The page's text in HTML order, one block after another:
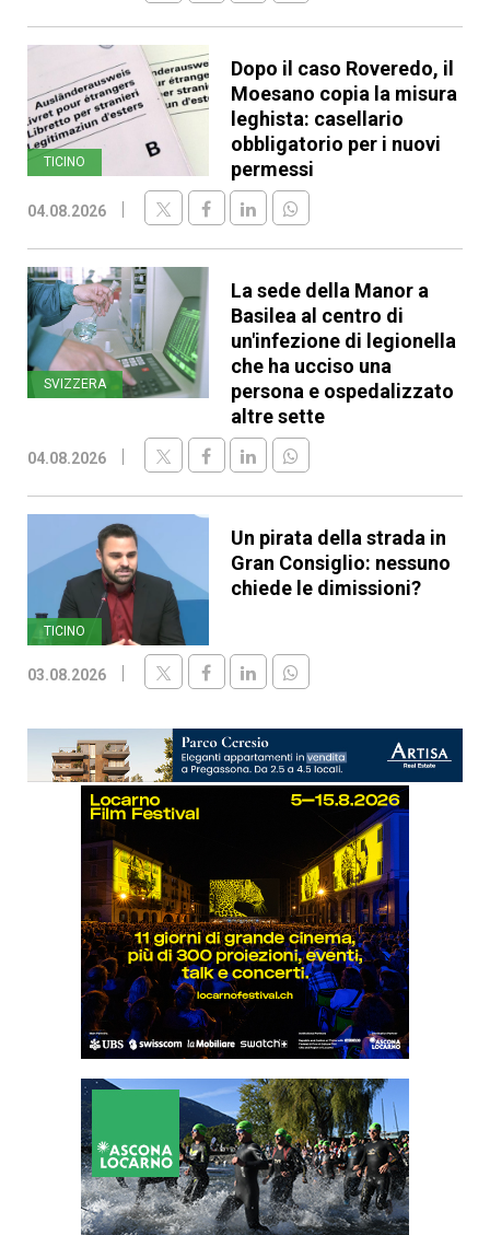
TICINO
Dopo il caso Roveredo, il
Moesano copia la misura
leghista: casellario
obbligatorio per i nuovi
permessi
04.08.2026
SVIZZERA
La sede della Manor a
Basilea al centro di
un'infezione di legionella
che ha ucciso una
persona e ospedalizzato
altre sette
04.08.2026
TICINO
Un pirata della strada in
Gran Consiglio: nessuno
chiede le dimissioni?
03.08.2026